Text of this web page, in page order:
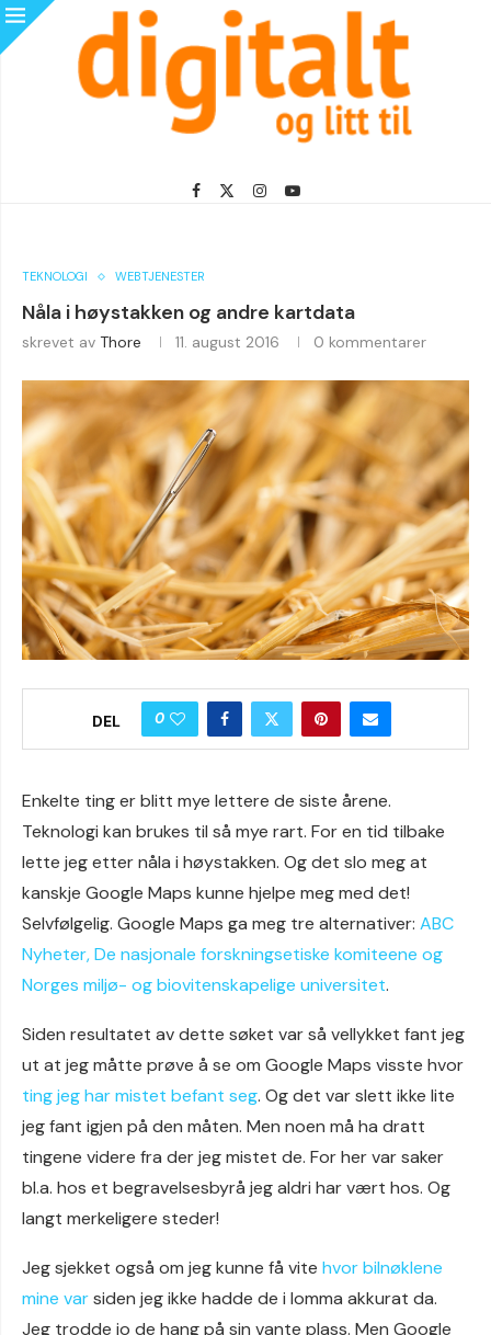
TEKNOLOGI WEBTJENESTER
Nåla i høystakken og andre kartdata
skrevet av Thore 11. august 2016 0 kommentarer
DEL 0
Enkelte ting er blitt mye lettere de siste årene.
Teknologi kan brukes til så mye rart. For en tid tilbake
lette jeg etter nåla i høystakken. Og det slo meg at
kanskje Google Maps kunne hjelpe meg med det!
Selvfølgelig. Google Maps ga meg tre alternativer: ABC
Nyheter, De nasjonale forskningsetiske komiteene og
Norges miljø- og biovitenskapelige universitet.
Siden resultatet av dette søket var så vellykket fant jeg
ut at jeg måtte prøve å se om Google Maps visste hvor
ting jeg har mistet befant seg. Og det var slett ikke lite
jeg fant igjen på den måten. Men noen må ha dratt
tingene videre fra der jeg mistet de. For her var saker
bl.a. hos et begravelsesbyrå jeg aldri har vært hos. Og
langt merkeligere steder!
Jeg sjekket også om jeg kunne få vite hvor bilnøklene
mine varsiden jeg ikke hadde de i lomma akkurat da.
Jeg trodde jo de hang på sin vante plass. Men Google